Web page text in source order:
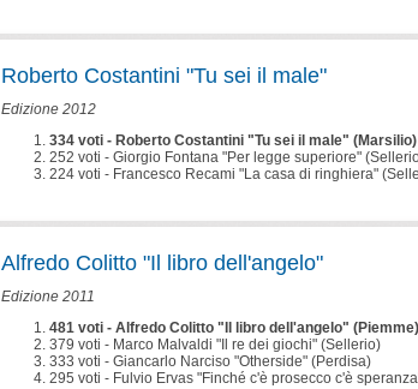
Roberto Costantini "Tu sei il male"
Edizione 2012
334 voti - Roberto Costantini "Tu sei il male" (Marsilio)
252 voti - Giorgio Fontana "Per legge superiore"
224 voti - Francesco Recami "La casa di ringhiera"
Alfredo Colitto "Il libro dell'angelo"
Edizione 2011
481 voti - Alfredo Colitto "Il libro dell'angelo" (Piemme)
379 voti - Marco Malvaldi "Il re dei giochi" (Sellerio)
333 voti - Giancarlo Narciso "Otherside" (Perdisa)
295 voti - Fulvio Ervas "Finché c'è prosecco c'è